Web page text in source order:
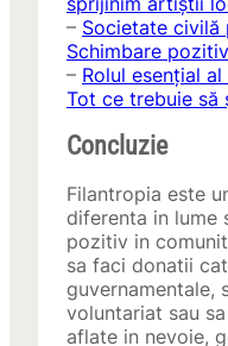
– Societate civilă
Schimbare
– Rolul esențial
Tot ce trebuie să
Concluzie
Filantropia este
diferenta in lume
pozitiv in
sa faci donatii
guvernamentale,
voluntariat sau
aflate in nevoie,